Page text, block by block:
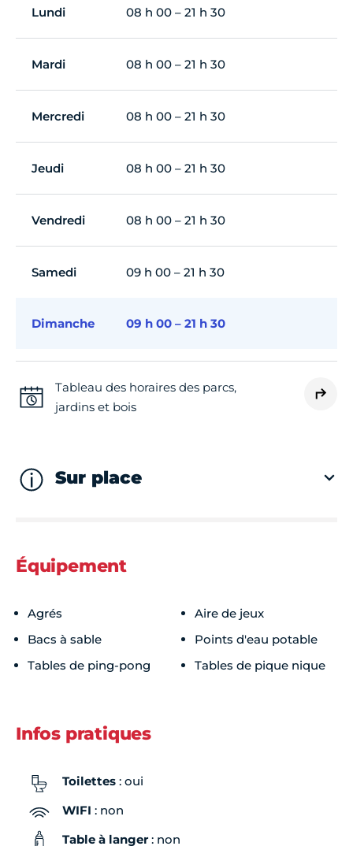
Lundi 08 h 00 – 21 h 30
Mardi 08 h 00 – 21 h 30
Mercredi 08 h 00 – 21 h 30
Jeudi 08 h 00 – 21 h 30
Vendredi 08 h 00 – 21 h 30
Samedi 09 h 00 – 21 h 30
Dimanche 09 h 00 – 21 h 30
Tableau des horaires des parcs,
jardins et bois
Sur place
Équipement
Agrés
Aire de jeux
Bacs à sable
Points d'eau potable
Tables de ping-pong
Tables de pique nique
Infos pratiques
Toilettes : oui
WIFI : non
Table à langer: non